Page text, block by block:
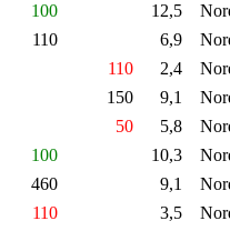
100 12,5
110 6,9
110 2,4
150 9,1
50 5,8
100 10,3
460 9,1
110 3,5